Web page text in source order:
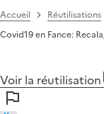
Accueil Réutilisations
Covid19 en Fance:
Voir la réutilisation